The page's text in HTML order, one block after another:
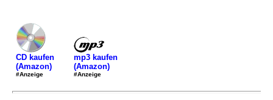
CD kaufen
(Amazon)
#Anzeige
mp3 kaufen
(Amazon)
#Anzeige